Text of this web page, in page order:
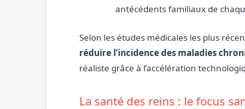
antécédents familiaux de
Selon les études médicales les plus
réduire l’incidence des maladies
réaliste grâce à l’accélération
La santé des reins : le focus